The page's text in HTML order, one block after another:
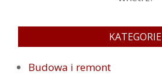
KATEGORIE
Budowa i remont